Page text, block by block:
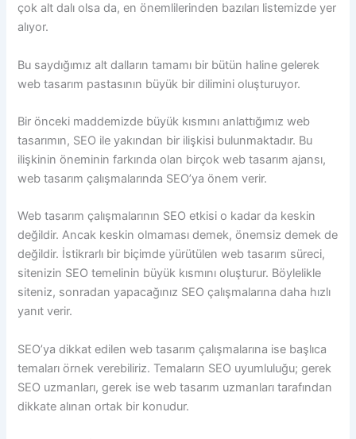
çok alt dalı olsa da, en önemlilerinden bazıları listemizde yer
alıyor.
Bu saydığımız alt dalların tamamı bir bütün haline gelerek
web tasarım pastasının büyük bir dilimini oluşturuyor.
Bir önceki maddemizde büyük kısmını anlattığımız web
tasarımın, SEO ile yakından bir ilişkisi bulunmaktadır. Bu
ilişkinin öneminin farkında olan birçok web tasarım ajansı,
web tasarım çalışmalarında SEO’ya önem verir.
Web tasarım çalışmalarının SEO etkisi o kadar da keskin
değildir. Ancak keskin olmaması demek, önemsiz demek de
değildir. İstikrarlı bir biçimde yürütülen web tasarım süreci,
sitenizin SEO temelinin büyük kısmını oluşturur. Böylelikle
siteniz, sonradan yapacağınız SEO çalışmalarına daha hızlı
yanıt verir.
SEO’ya dikkat edilen web tasarım çalışmalarına ise başlıca
temaları örnek verebiliriz. Temaların SEO uyumluluğu; gerek
SEO uzmanları, gerek ise web tasarım uzmanları tarafından
dikkate alınan ortak bir konudur.